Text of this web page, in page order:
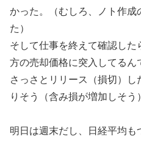
かった。（むしろ、ノト作成
た）
そして仕事を終えて確認し
方の売却価格に突入してるん
さっさとリリース（損切）
りそう（含み損が増加しそう
明日は週末だし、日経平均も